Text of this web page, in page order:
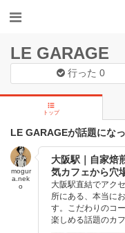
LE GARAGE
行った0
トップ
LE GARAGEが話題にな
mogur
a.nek
o
大阪駅｜自家焙
気カフェから穴
大阪駅直結でアク
所にある、本当に
す。こだわりのコ
楽しめる話題のカフ